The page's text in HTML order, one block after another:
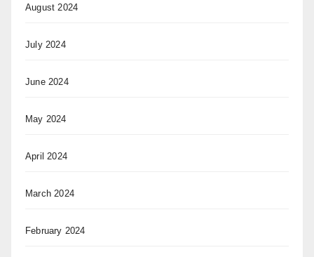
August 2024
July 2024
June 2024
May 2024
April 2024
March 2024
February 2024